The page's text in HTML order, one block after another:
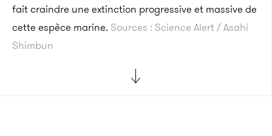
fait craindre une extinction progressive et massive de
cette espèce marine. Sources : Science Alert / Asahi
Shimbun